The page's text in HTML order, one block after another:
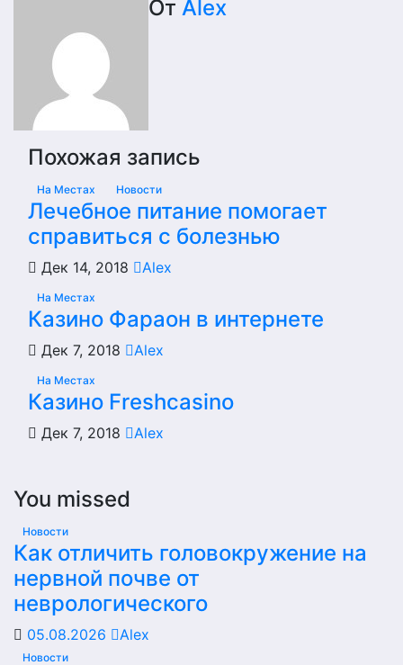
записям
От Alex
Похожая запись
На Местах Новости
Лечебное питание помогает
справиться с болезнью
Дек 14, 2018 Alex
На Местах
Казино Фараон в интернете
Дек 7, 2018 Alex
На Местах
Казино Freshcasino
Дек 7, 2018 Alex
You missed
Новости
Как отличить головокружение на
нервной почве от
неврологического
05.08.2026 Alex
Новости